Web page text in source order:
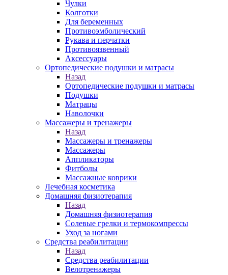
Чулки
Колготки
Для беременных
Противоэмболический
Рукава и перчатки
Противоязвенный
Аксессуары
Ортопедические подушки и матрасы
Назад
Ортопедические подушки и матрасы
Подушки
Матрацы
Наволочки
Массажеры и тренажеры
Назад
Массажеры и тренажеры
Массажеры
Аппликаторы
Фитболы
Массажные коврики
Лечебная косметика
Домашняя физиотерапия
Назад
Домашняя физиотерапия
Солевые грелки и термокомпрессы
Уход за ногами
Средства реабилитации
Назад
Средства реабилитации
Велотренажеры